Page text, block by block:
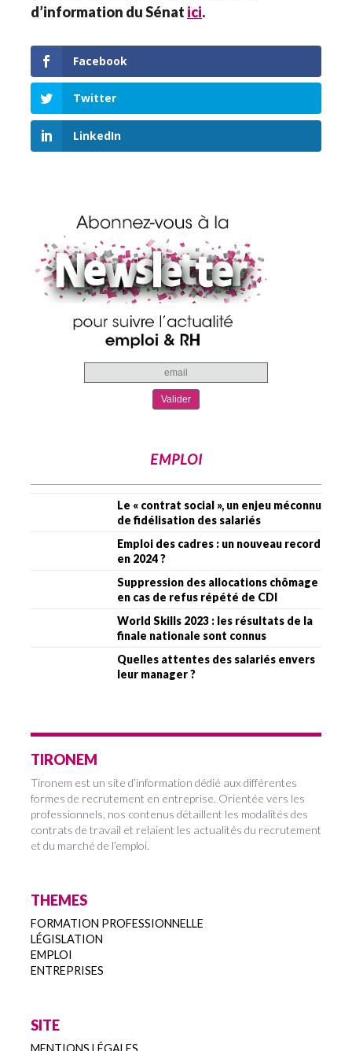
d’information du Sénat ici.
Facebook
Twitter
LinkedIn
EMPLOI
Le « contrat social », un enjeu méconnu
de fidélisation des salariés
Emploi des cadres : un nouveau record
en 2024 ?
Suppression des allocations chômage
en cas de refus répété de CDI
World Skills 2023 : les résultats de la
finale nationale sont connus
Quelles attentes des salariés envers
leur manager ?
TIRONEM
Tironem est un site d’information dédié aux différentes
formes de recrutement en entreprise. Orientée vers les
professionnels, nos contenus détaillent les modalités des
contrats de travail et relaient les actualités du recrutement
et du marché de l’emploi.
THEMES
FORMATION PROFESSIONNELLE
LÉGISLATION
EMPLOI
ENTREPRISES
SITE
MENTIONS LÉGALES